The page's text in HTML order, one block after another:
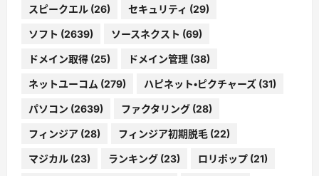
スピークエル (26) セキュリティ (29)
ソフト (2639) ソースネクスト (69)
ドメイン取得 (25) ドメイン管理 (38)
ネットユーコム (279) ハピネット・ピクチャーズ (31)
パソコン (2639) ファクタリング (28)
フィンジア (28) フィンジア初期脱毛 (22)
マジカル (23) ランキング (23) ロリポップ (21)